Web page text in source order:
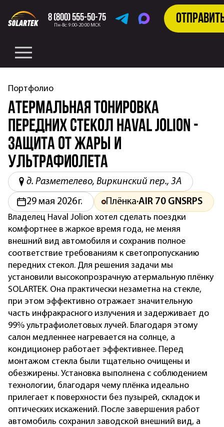
8 (800) 555-50-75
Пн-Вс: 9:00-20:00 МСК Telegram
MAX
Портфолио
Атермальная тонировка
передних стекол HAVAL Jolion -
защита от жары и
ультрафиолета
д. Разметелево, Виркинский пер., 3А
29 мая 2026 г.
Плёнка·AIR 70 GNSRPS
Владелец Haval Jolion хотел сделать поездки
комфортнее в жаркое время года, не меняя
внешний вид автомобиля и сохранив полное
соответствие требованиям к светопропусканию
передних стекол. Для решения задачи мы
установили высокопрозрачную атермальную плёнку
SOLARTEK. Она практически незаметна на стекле,
при этом эффективно отражает значительную
часть инфракрасного излучения и задерживает до
99% ультрафиолетовых лучей. Благодаря этому
салон медленнее нагревается на солнце, а
кондиционер работает эффективнее. Перед
монтажом стекла были тщательно очищены и
обезжирены. Установка выполнена с соблюдением
технологии, благодаря чему плёнка идеально
прилегает к поверхности без пузырей, складок и
оптических искажений. После завершения работ
автомобиль сохранил заводской внешний вид, а